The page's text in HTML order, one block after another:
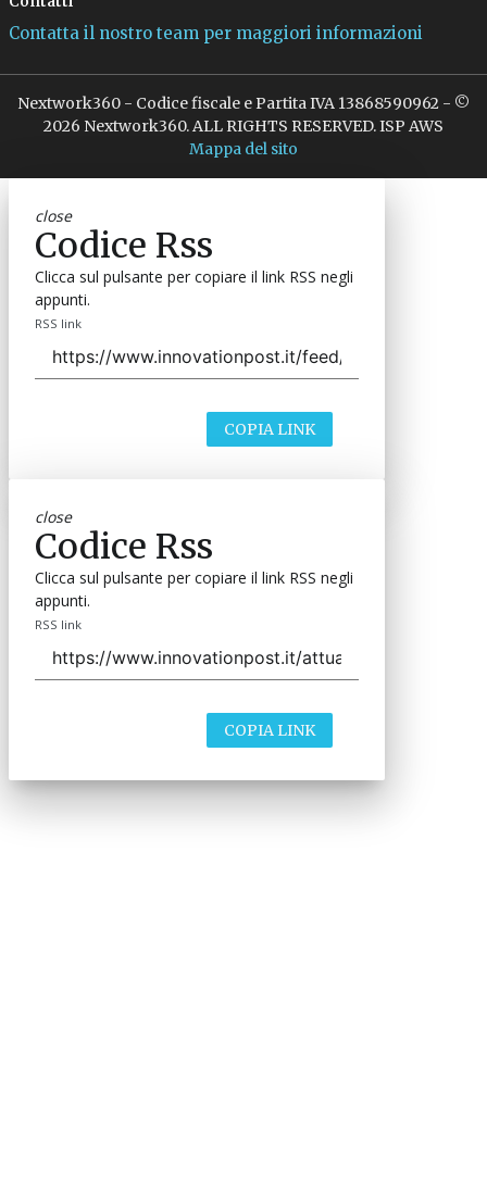
Contatta il nostro team per maggiori informazioni
Nextwork360 - Codice fiscale e Partita IVA 13868590962 - ©
2026 Nextwork360. ALL RIGHTS RESERVED. ISP AWS
Mappa del sito
close
Codice Rss
Clicca sul pulsante per copiare il link RSS negli
appunti.
RSS link
COPIA LINK
close
Codice Rss
Clicca sul pulsante per copiare il link RSS negli
appunti.
RSS link
COPIA LINK